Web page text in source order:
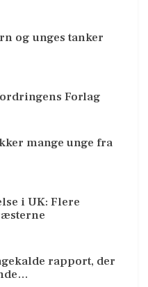
og unges tanker
Forlag
mange unge fra
i UK: Flere
rapport, der